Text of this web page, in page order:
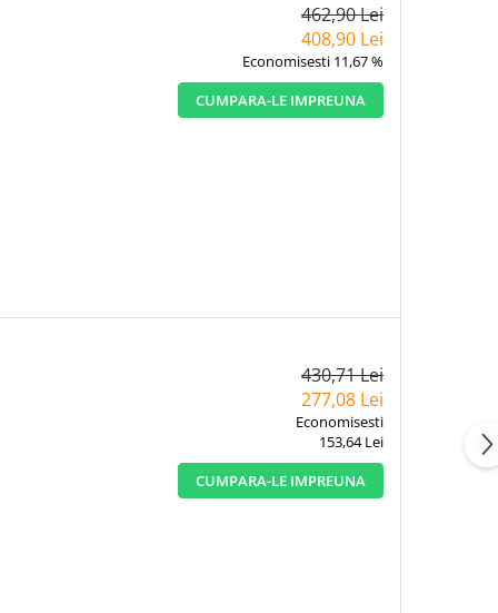
462,90 Lei
408,90 Lei
Economisesti 11,67 %
CUMPARA-LE IMPREUNA
430,71 Lei
277,08 Lei
Economisesti
153,64 Lei
CUMPARA-LE IMPREUNA